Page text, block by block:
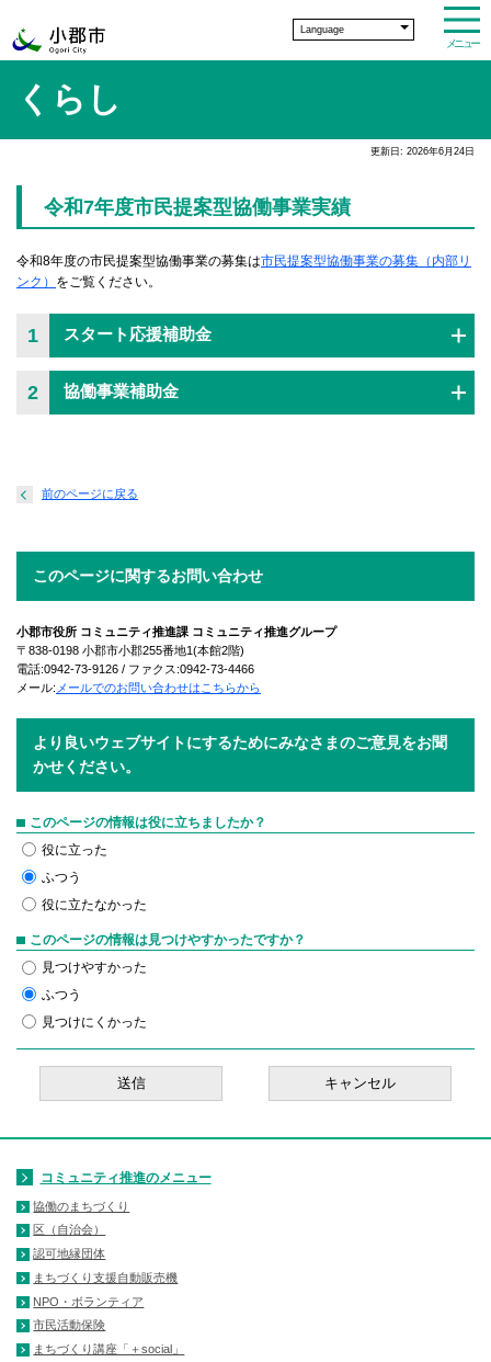
Language
メニュー
くらし
更新日: 2026年6月24日
令和7年度市民提案型協働事業実績
令和8年度の市民提案型協働事業の募集は市民提案型協働事業の募集（内部リ
ンク） をご覧ください。
1 スタート応援補助金
2 協働事業補助金
前のページに戻る
このページに関するお問い合わせ
小郡市役所 コミュニティ推進課 コミュニティ推進グループ
〒838-0198 小郡市小郡255番地1(本館2階)
電話:0942-73-9126 / ファクス:0942-73-4466
メール: メールでのお問い合わせはこちらから
より良いウェブサイトにするためにみなさまのご意見をお聞
かせください。
このページの情報は役に立ちましたか？
役に立った
ふつう
役に立たなかった
このページの情報は見つけやすかったですか？
見つけやすかった
ふつう
見つけにくかった
コミュニティ推進のメニュー
協働のまちづくり
区（自治会）
認可地縁団体
まちづくり支援自動販売機
NPO・ボランティア
市民活動保険
まちづくり講座「＋social」